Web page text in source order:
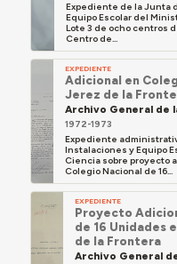
Expediente de la Junta
Equipo Escolar del
Lote 3 de ocho centros
Centro de...
EXPEDIENTE
Adicional en
Jerez de la
Archivo General de
1972-1973
Expediente
Instalaciones y Equipo
Ciencia sobre proyecto
Colegio Nacional de 16...
EXPEDIENTE
Proyecto
de 16 Unidades
de la Frontera
Archivo General